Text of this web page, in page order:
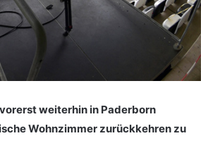
weiterhin in Paderborn
Wohnzimmer zurückkehren zu